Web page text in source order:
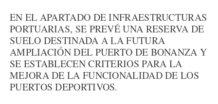
EN EL APARTADO DE INFRAESTRUCTURAS
PORTUARIAS, SE PREVÉ UNA RESERVA DE
SUELO DESTINADA A LA FUTURA
AMPLIACIÓN DEL PUERTO DE BONANZA Y
SE ESTABLECEN CRITERIOS PARA LA
MEJORA DE LA FUNCIONALIDAD DE LOS
PUERTOS DEPORTIVOS.